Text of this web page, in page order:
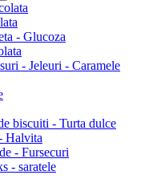
- Glucoza
- Jeleuri - Caramele
biscuiti - Turta dulce
Halvita
- Fursecuri
- saratele